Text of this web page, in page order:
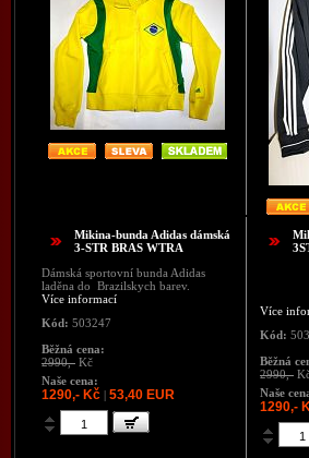
Mikina-bunda Adidas dámská
3-STR BRAS WTRA
Dámská sportovní bunda Adidas
laděna do Brazilskych barev.
Více informací
Kód: 503247
Běžná cena:
2990,- Kč
Naše cena:
1290,- Kč | 53,40 EUR
Více
Kód:
Běžná
2990,-
Naše
1290,-